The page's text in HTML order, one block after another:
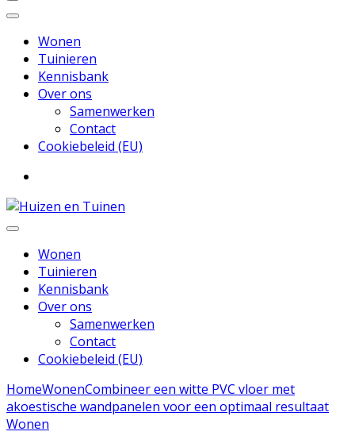
Wonen
Tuinieren
Kennisbank
Over ons
Samenwerken
Contact
Cookiebeleid (EU)
Huizen en Tuinen
Inspiratie voor wonen en tuinieren
Wonen
Tuinieren
Kennisbank
Over ons
Samenwerken
Contact
Cookiebeleid (EU)
HomeWonenCombineer een witte PVC vloer met
akoestische wandpanelen voor een optimaal resultaat
Wonen